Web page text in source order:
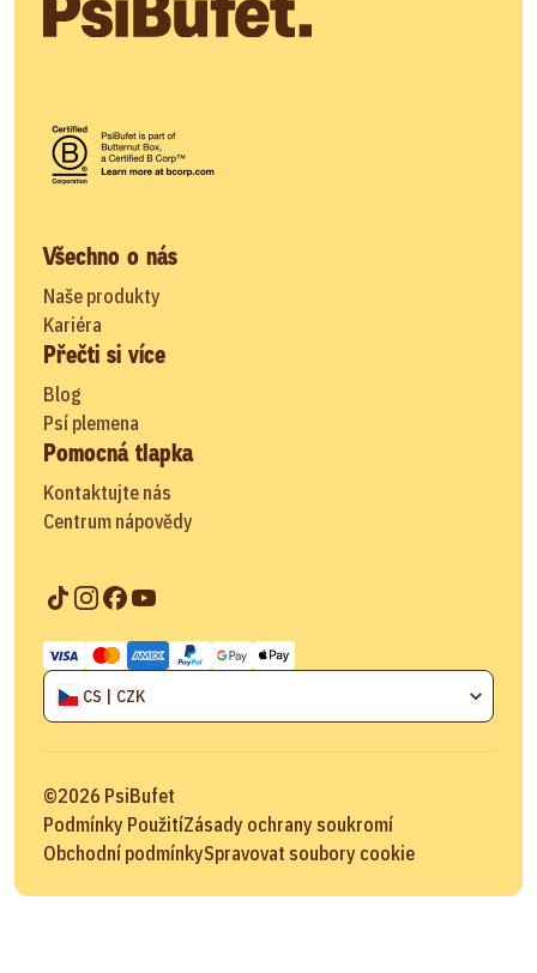
Všechno o nás
Naše produkty
Kariéra
Přečti si více
Blog
Psí plemena
Pomocná tlapka
Kontaktujte nás
Centrum nápovědy
CS | CZK
©2026 PsiBufet
Podmínky PoužitíZásady ochrany soukromí
Obchodní podmínkySpravovat soubory cookie